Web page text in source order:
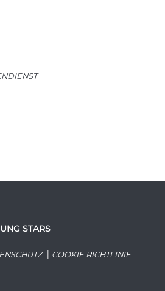
STARS
| COOKIE RICHTLINIE